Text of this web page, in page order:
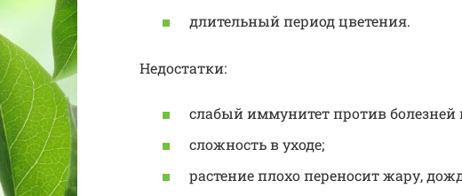
длительный период цветения.
Недостатки:
слабый иммунитет против болезней
сложность в уходе;
растение плохо переносит жару,